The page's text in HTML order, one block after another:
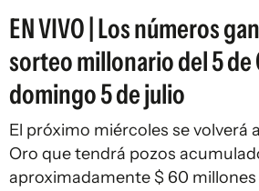
EN VIVO | Los números
sorteo millonario del 5 de
domingo 5 de julio
El próximo miércoles se volverá
Oro que tendrá pozos
aproximadamente $ 60 millones